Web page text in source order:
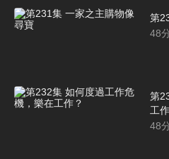
第
48
第
工
48